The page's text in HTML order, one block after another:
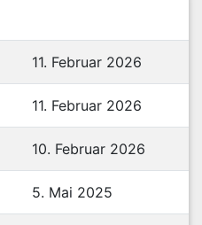
11. Februar 2026
11. Februar 2026
10. Februar 2026
5. Mai 2025